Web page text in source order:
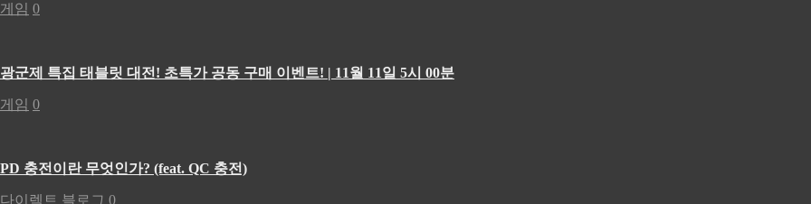
게임 0
광군제 특집 태블릿 대전! 초특가 공동 구매 이벤트! | 11월 11일 5시 00분
게임 0
PD 충전이란 무엇인가? (feat. QC 충전)
다이렉트 블로그 0